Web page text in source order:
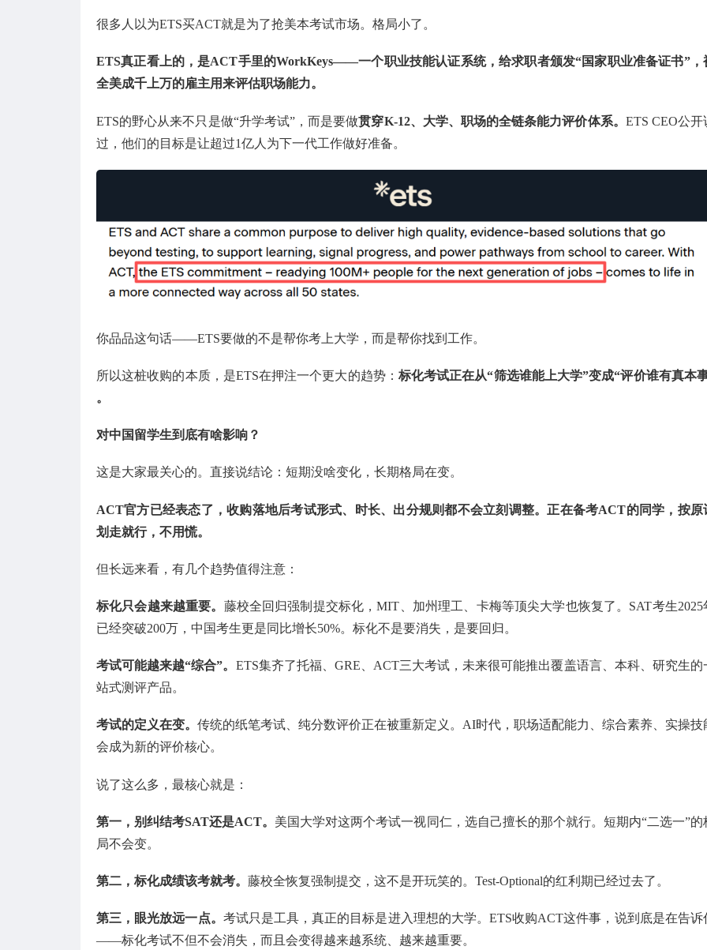
很多人以为ETS买ACT就是为了抢美本考试市场。格局小了。
ETS真正看上的，是ACT手里的WorkKeys——一个职业技能认证系统，给求职者颁发“国家职业准备证书”，
全美成千上万的雇主用来评估职场能力。
ETS的野心从来不只是做“升学考试”，而是要做贯穿K-12、大学、职场的全链条能力评价体系。 ETS CEO公开
过，他们的目标是让超过1亿人为下一代工作做好准备。
你品品这句话——ETS要做的不是帮你考上大学，而是帮你找到工作。
所以这桩收购的本质，是ETS在押注一个更大的趋势： 标化考试正在从“筛选谁能上大学”变成“评价谁有真本
。
对中国留学生到底有啥影响？
这是大家最关心的。直接说结论：短期没啥变化，长期格局在变。
ACT官方已经表态了，收购落地后考试形式、时长、出分规则都不会立刻调整。正在备考ACT的同学，按原
划走就行，不用慌。
但长远来看，有几个趋势值得注意：
标化只会越来越重要。 藤校全回归强制提交标化，MIT、加州理工、卡梅等顶尖大学也恢复了。SAT考生2025
已经突破200万，中国考生更是同比增长50%。标化不是要消失，是要回归。
考试可能越来越“综合”。 ETS集齐了托福、GRE、ACT三大考试，未来很可能推出覆盖语言、本科、研究生的
站式测评产品。
考试的定义在变。 传统的纸笔考试、纯分数评价正在被重新定义。AI时代，职场适配能力、综合素养、实操技
会成为新的评价核心。
说了这么多，最核心就是：
第一，别纠结考SAT还是ACT。 美国大学对这两个考试一视同仁，选自己擅长的那个就行。短期内“二选一”的
局不会变。
第二，标化成绩该考就考。 藤校全恢复强制提交，这不是开玩笑的。Test-Optional的红利期已经过去了。
第三，眼光放远一点。 考试只是工具，真正的目标是进入理想的大学。ETS收购ACT这件事，说到底是在告诉
——标化考试不但不会消失，而且会变得越来越系统、越来越重要。